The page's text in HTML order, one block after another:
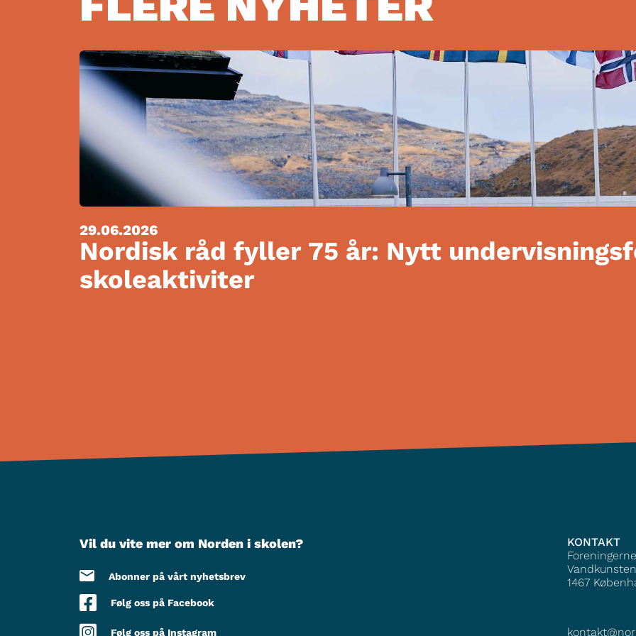
29.06.2026
Nordisk råd fyller 75 år: Nytt
skoleaktiviter
Vil du vite mer om Norden i skolen?
Abonner på vårt nyhetsbrev
Følg oss på Facebook
Følg oss på Instagram
KONTAKT
1467